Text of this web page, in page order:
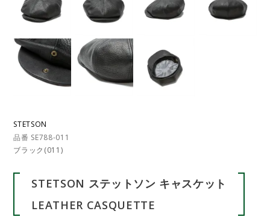
STETSON
品番 SE788-011
ブラック(011)
STETSON ステットソン キャスケット
LEATHER CASQUETTE